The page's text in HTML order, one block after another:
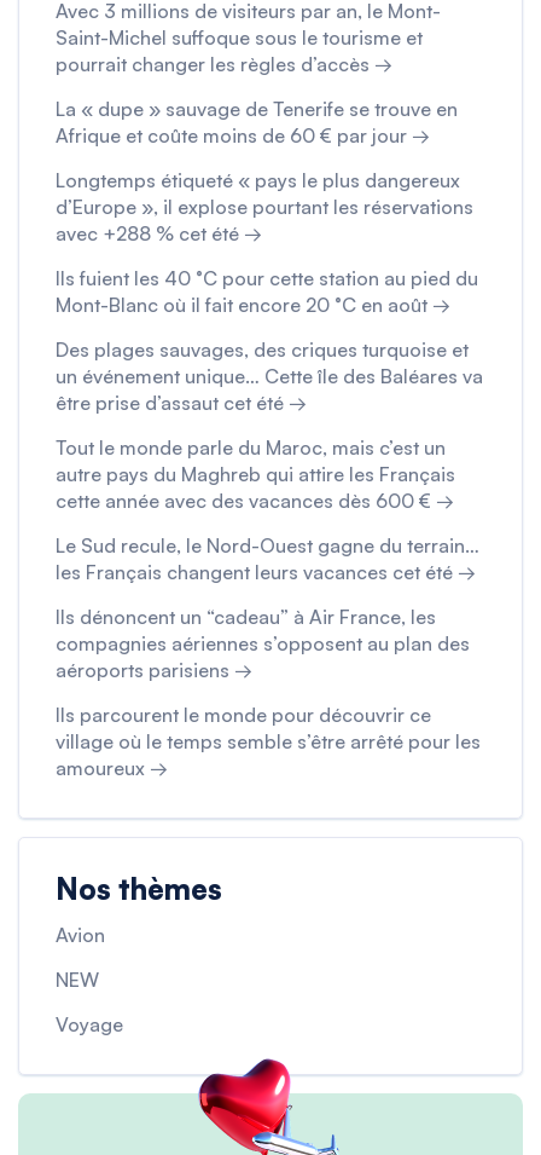
Avec 3 millions de visiteurs par an, le Mont-
Saint-Michel suffoque sous le tourisme et
pourrait changer les règles d’accès →
La « dupe » sauvage de Tenerife se trouve en
Afrique et coûte moins de 60 € par jour →
Longtemps étiqueté « pays le plus dangereux
d’Europe », il explose pourtant les réservations
avec +288 % cet été →
Ils fuient les 40 °C pour cette station au pied du
Mont-Blanc où il fait encore 20 °C en août →
Des plages sauvages, des criques turquoise et
un événement unique… Cette île des Baléares va
être prise d’assaut cet été →
Tout le monde parle du Maroc, mais c’est un
autre pays du Maghreb qui attire les Français
cette année avec des vacances dès 600 € →
Le Sud recule, le Nord-Ouest gagne du terrain…
les Français changent leurs vacances cet été →
Ils dénoncent un “cadeau” à Air France, les
compagnies aériennes s’opposent au plan des
aéroports parisiens →
Ils parcourent le monde pour découvrir ce
village où le temps semble s’être arrêté pour les
amoureux →
Nos thèmes
Avion
NEW
Voyage